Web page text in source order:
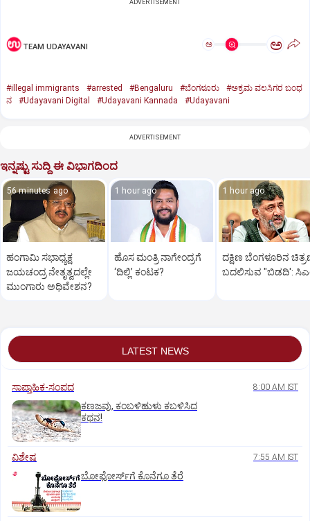
ADVERTISEMENT
TEAM UDAYAVANI ಅ ಅ
#illegal immigrants #arrested #Bengaluru #ಬೆಂಗಳೂರು
#ಅಕ್ರಮ ವಲಸಿಗರ ಬಂಧ
ನ
#Udayavani Digital #Udayavani Kannada #Udayavani
ADVERTISEMENT
ಇನ್ನಷ್ಟು ಸುದ್ದಿ ಈ ವಿಭಾಗದಿಂದ
56 minutes ago
ಹಂಗಾಮಿ ಸಭಾಧ್ಯಕ್ಷ
ಜಯಚಂದ್ರ ನೇತೃತ್ವದಲ್ಲೇ
ಮುಂಗಾರು ಅಧಿವೇಶನ?
1 hour ago
ಹೊಸ ಮಂತ್ರಿ ನಾಗೇಂದ್ರಗೆ
‘ದಿಲ್ಲಿ’ ಕಂಟಕ?
1 hour ago
ದಕ್ಷಿಣ ಬೆಂಗಳೂರಿನ
ಬದಲಿಸುವ "ಬಿಡದಿ':
LATEST NEWS
ಸಾಪ್ತಾಹಿಕ-ಸಂಪದ 8:00 AM IST
ಕಣಜವು, ಕಂಬಳಿಹುಳು ಕಬಳಿಸಿದ
ಕಥನ!
ವಿಶೇಷ 7:55 AM IST
ಬೋಫೋರ್ಸ್‌ಗೆ ಕೊನೆಗೂ ತೆರೆ